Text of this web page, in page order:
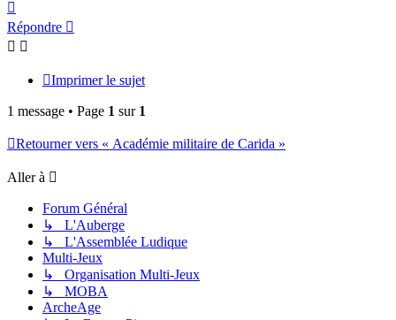
Répondre
Imprimer le sujet
1 message • Page 1 sur 1
Retourner vers « Académie militaire de Carida »
Aller à
Forum Général
↳ L'Auberge
↳ L'Assemblée Ludique
Multi-Jeux
↳ Organisation Multi-Jeux
↳ MOBA
ArcheAge